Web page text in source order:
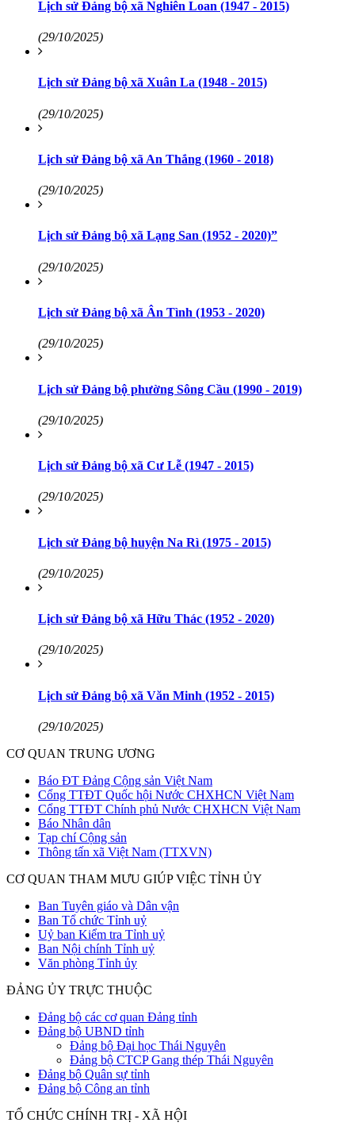
Lịch sử Đảng bộ xã Nghiên Loan (1947 - 2015)
(29/10/2025)
Lịch sử Đảng bộ xã Xuân La (1948 - 2015)
(29/10/2025)
Lịch sử Đảng bộ xã An Thắng (1960 - 2018)
(29/10/2025)
Lịch sử Đảng bộ xã Lạng San (1952 - 2020)”
(29/10/2025)
Lịch sử Đảng bộ xã Ân Tình (1953 - 2020)
(29/10/2025)
Lịch sử Đảng bộ phường Sông Cầu (1990 - 2019)
(29/10/2025)
Lịch sử Đảng bộ xã Cư Lễ (1947 - 2015)
(29/10/2025)
Lịch sử Đảng bộ huyện Na Rì (1975 - 2015)
(29/10/2025)
Lịch sử Đảng bộ xã Hữu Thác (1952 - 2020)
(29/10/2025)
Lịch sử Đảng bộ xã Văn Minh (1952 - 2015)
(29/10/2025)
CƠ QUAN TRUNG ƯƠNG
Báo ĐT Đảng Cộng sản Việt Nam
Cổng TTĐT Quốc hội Nước CHXHCN Việt Nam
Cổng TTĐT Chính phủ Nước CHXHCN Việt Nam
Báo Nhân dân
Tạp chí Cộng sản
Thông tấn xã Việt Nam (TTXVN)
CƠ QUAN THAM MƯU GIÚP VIỆC TỈNH ỦY
Ban Tuyên giáo và Dân vận
Ban Tổ chức Tỉnh uỷ
Uỷ ban Kiểm tra Tỉnh uỷ
Ban Nội chính Tỉnh uỷ
Văn phòng Tỉnh ủy
ĐẢNG ỦY TRỰC THUỘC
Đảng bộ các cơ quan Đảng tỉnh
Đảng bộ UBND tỉnh
Đảng bộ Đại học Thái Nguyên
Đảng bộ CTCP Gang thép Thái Nguyên
Đảng bộ Quân sự tỉnh
Đảng bộ Công an tỉnh
TỔ CHỨC CHÍNH TRỊ - XÃ HỘI